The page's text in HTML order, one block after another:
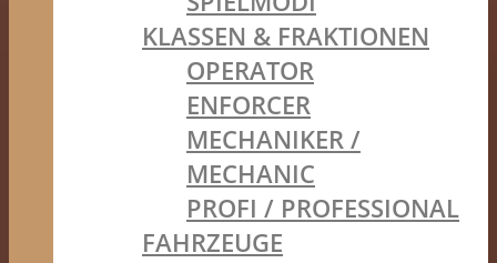
KLASSEN & FRAKTIONEN
OPERATOR
ENFORCER
MECHANIKER /
MECHANIC
PROFI / PROFESSIONAL
FAHRZEUGE